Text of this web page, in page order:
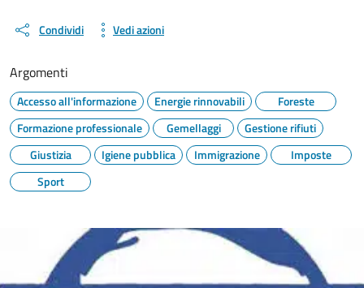
Condividi Vedi azioni
Argomenti
Accesso all'informazione Energie rinnovabili
Foreste
Formazione professionale
Gemellaggi
Gestione rifiuti
Giustizia
Igiene pubblica Immigrazione
Imposte
Sport